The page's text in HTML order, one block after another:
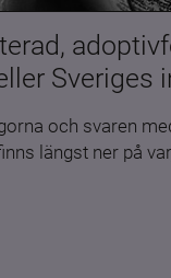
och svaren
längst ner på